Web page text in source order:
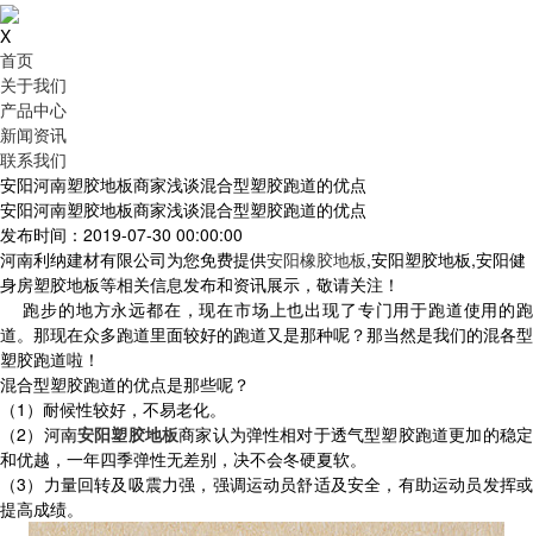
X
首页
关于我们
产品中心
新闻资讯
联系我们
安阳河南塑胶地板商家浅谈混合型塑胶跑道的优点
安阳河南塑胶地板商家浅谈混合型塑胶跑道的优点
发布时间：2019-07-30 00:00:00
河南利纳建材有限公司为您免费提供安阳橡胶地板,安阳塑胶地板,安阳健
身房塑胶地板等相关信息发布和资讯展示，敬请关注！
跑步的地方永远都在，现在市场上也出现了专门用于跑道使用的跑
道。那现在众多跑道里面较好的跑道又是那种呢？那当然是我们的混各型
塑胶跑道啦！
混合型塑胶跑道的优点是那些呢？
（1）耐候性较好，不易老化。
（2）河南安阳塑胶地板商家认为弹性相对于透气型塑胶跑道更加的稳定
和优越，一年四季弹性无差别，决不会冬硬夏软。
（3）力量回转及吸震力强，强调运动员舒适及安全，有助运动员发挥或
提高成绩。